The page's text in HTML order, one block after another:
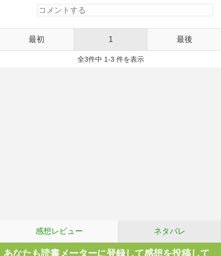
最初 1 最後
全3件中 1-3 件を表示
感想レビュー ネタバレ
あなたも読書メーターに登録して感想を投稿して